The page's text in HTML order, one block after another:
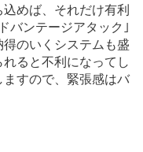
めば、それだけ有利
バンテージアタック｣
のいくシステムも盛
ると不利になってし
すので、緊張感はバ